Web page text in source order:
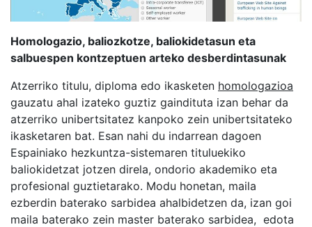
Homologazio, baliozkotze, baliokidetasun eta
salbuespen kontzeptuen arteko desberdintasunak
Atzerriko titulu, diploma edo ikasketen homologazioa
gauzatu ahal izateko guztiz gaindituta izan behar da
atzerriko unibertsitatez kanpoko zein unibertsitateko
ikasketaren bat. Esan nahi du indarrean dagoen
Espainiako hezkuntza-sistemaren tituluekiko
baliokidetzat jotzen direla, ondorio akademiko eta
profesional guztietarako. Modu honetan, maila
ezberdin baterako sarbidea ahalbidetzen da, izan goi
maila baterako zein master baterako sarbidea, edota